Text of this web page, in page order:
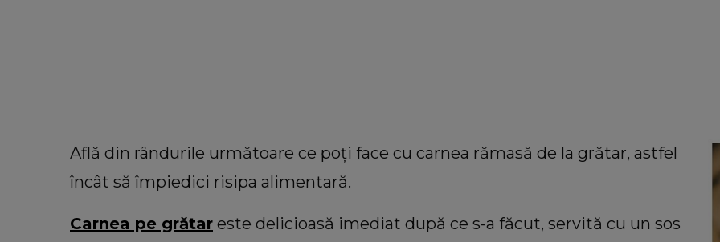
Află din rândurile următoare ce poți face cu carnea rămasă de la grătar, astfel
încât să împiedici risipa alimentară.
Carnea pe grătar este delicioasă imediat după ce s-a făcut, servită cu un sos